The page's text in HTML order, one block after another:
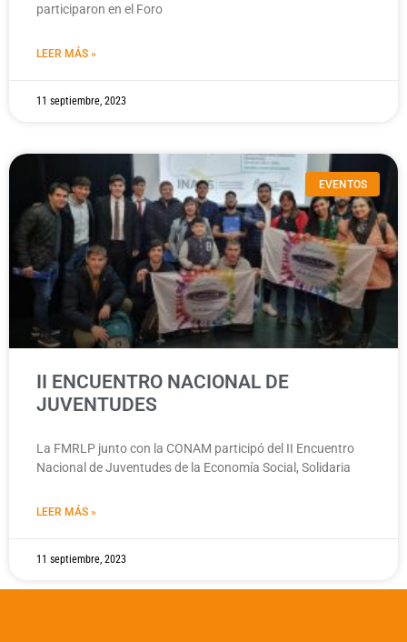
participaron en el Foro
LEER MÁS »
11 septiembre, 2023
EVENTOS
II ENCUENTRO NACIONAL DE
JUVENTUDES
La FMRLP junto con la CONAM participó del II Encuentro
Nacional de Juventudes de la Economía Social, Solidaria
LEER MÁS »
11 septiembre, 2023